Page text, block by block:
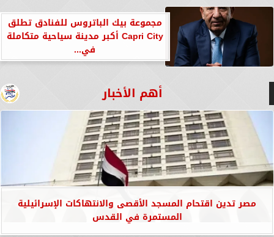
مجموعة بيك الباتروس للفنادق تطلق
Capri City أكبر مدينة سياحية متكاملة
في...
أهم الأخبار
مصر تدين اقتحام المسجد الأقصى والانتهاكات الإسرائيلية
المستمرة في القدس